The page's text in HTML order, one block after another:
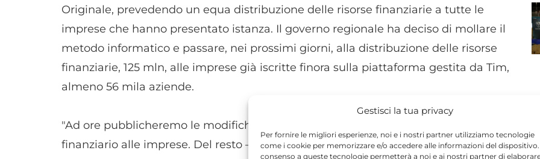
Gestisci la tua privacy
Per fornire le migliori esperienze, noi e i nostri partner utilizziamo tecnologie
come i cookie per memorizzare e/o accedere alle informazioni del
consenso a queste tecnologie permetterà a noi e ai nostri partner di
Originale, prevedendo un equa distribuzione delle risorse finanziarie a tutte le
imprese che hanno presentato istanza. Il governo regionale ha deciso di mollare il
metodo informatico e passare, nei prossimi giorni, alla distribuzione delle risorse
finanziarie, 125 mln, alle imprese già iscritte finora sulla piattaforma gestita da Tim,
almeno 56 mila aziende.
"Ad ore pubblicheremo le modifiche sul bando originario per erogare il ristoro
finanziario alle imprese. Del resto – ha detto l'assessore regionale alle Attività